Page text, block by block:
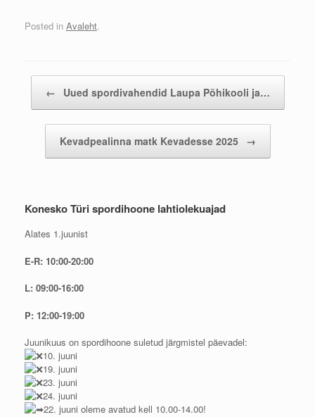
Posted in Avaleht.
← Uued spordivahendid Laupa Põhikooli ja…
Kevadpealinna matk Kevadesse 2025 →
Konesko Türi spordihoone lahtiolekuajad
Alates 1.juunist
E-R: 10:00-20:00
L: 09:00-16:00
P: 12:00-19:00
Juunikuus on spordihoone suletud järgmistel päevadel:
10. juuni
19. juuni
23. juuni
24. juuni
22. juuni oleme avatud kell 10.00-14.00!